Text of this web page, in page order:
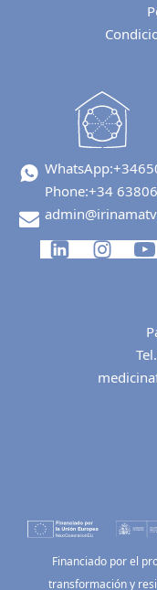
WhatsApp:
Phone:+34
Financiado por el
transformación y